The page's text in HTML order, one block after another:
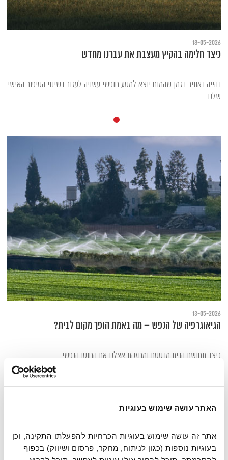
האתר עושה שימוש בעוגיות
18-05-2026
כיצד חלימה בהקיץ מעצבת את עברנו מחדש
בהייה באוויר בזמן שהמוח יוצא למסע חופשי עשויה לעזור בשינוי הסיפור האישי
שלנו
13-05-2026
הגיאוגרפיה של הנפש – מה באמת הופך מקום לבית?
כיצד תחושת הבית מבססת ומחזקת אצלנו את החוסן הנפשי